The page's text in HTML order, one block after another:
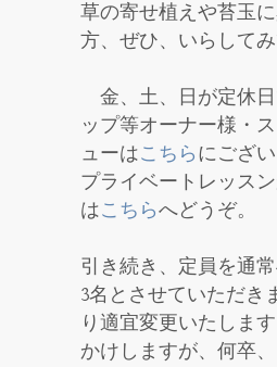
草の寄せ植えや苔玉
方、ぜひ、いらしてみ
金、土、日が定休日
ップ等オーナー様・
ューはこちらにござい
プライベートレッス
はこちらへどうぞ。
引き続き、定員を通常
3名とさせていただき
り適宜変更いたしま
かけしますが、何卒